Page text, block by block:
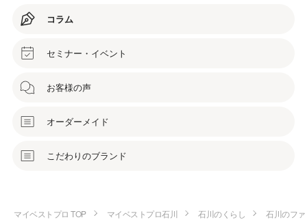
コラム
セミナー・イベント
お客様の声
オーダーメイド
こだわりのブランド
マイベストプロ TOP マイベストプロ石川 石川のくらし 石川のフ